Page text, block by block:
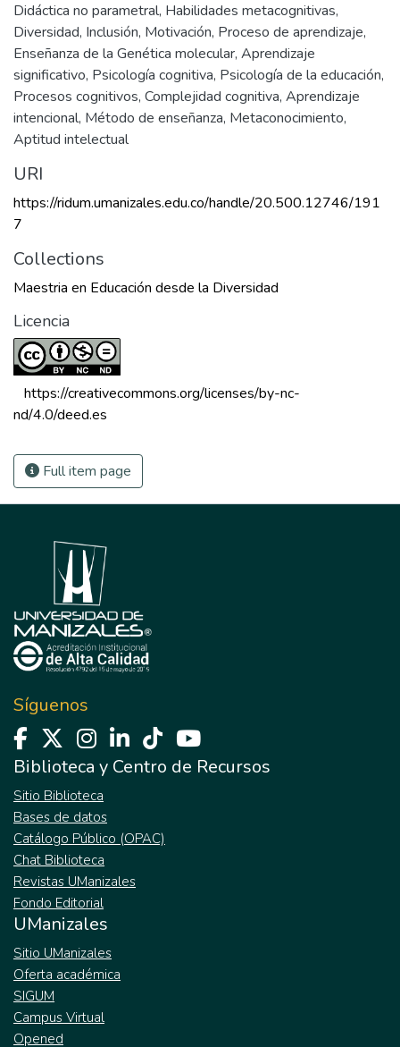
Didáctica no parametral, Habilidades metacognitivas,
Diversidad, Inclusión, Motivación, Proceso de aprendizaje,
Enseñanza de la Genética molecular, Aprendizaje
significativo, Psicología cognitiva, Psicología de la educación,
Procesos cognitivos, Complejidad cognitiva, Aprendizaje
intencional, Método de enseñanza, Metaconocimiento,
Aptitud intelectual
URI
https://ridum.umanizales.edu.co/handle/20.500.12746/191
7
Collections
Maestria en Educación desde la Diversidad
Licencia
https://creativecommons.org/licenses/by-nc-
nd/4.0/deed.es
Full item page
Síguenos
Biblioteca y Centro de Recursos
Sitio Biblioteca
Bases de datos
Catálogo Público (OPAC)
Chat Biblioteca
Revistas UManizales
Fondo Editorial
UManizales
Sitio UManizales
Oferta académica
SIGUM
Campus Virtual
Opened